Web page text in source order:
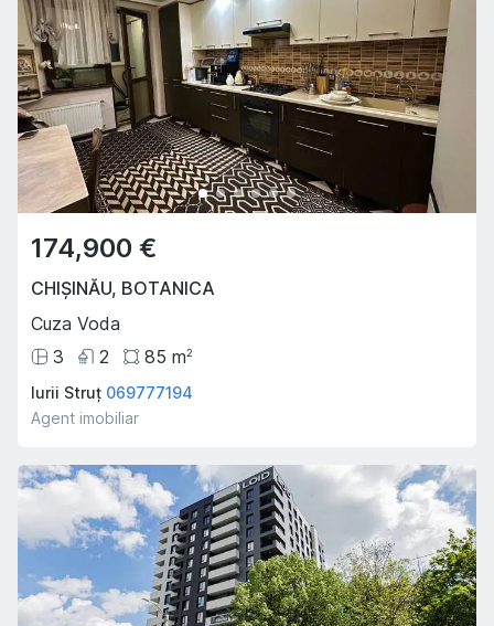
174,900 €
CHIȘINĂU, BOTANICA
Cuza Voda
3
2 85 m2
Iurii Struț 069777194
Agent imobiliar